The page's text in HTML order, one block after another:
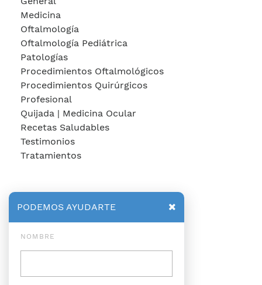
Medicina
Oftalmología
Oftalmología Pediátrica
Patologías
Procedimientos Oftalmológicos
Procedimientos Quirúrgicos
Profesional
Quijada | Medicina Ocular
Recetas Saludables
Testimonios
Tratamientos
PODEMOS AYUDARTE
NOMBRE